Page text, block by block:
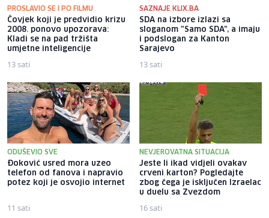
PROSLAVIO SE I PO FILMU
Čovjek koji je predvidio krizu
2008. ponovo upozorava:
Kladi se na pad tržišta
umjetne inteligencije
13 sati
SAZNAJE KLIX.BA
SDA na izbore izlazi sa
sloganom "Samo SDA", a imaju
i podslogan za Kanton
Sarajevo
13 sati
ODUŠEVIO SVE
Đoković usred mora uzeo
telefon od fanova i napravio
potez koji je osvojio internet
11 sati
NEVJEROVATNA SITUACIJA
Jeste li ikad vidjeli ovakav
crveni karton? Pogledajte
zbog čega je isključen Izraelac
u duelu sa Zvezdom
16 sati